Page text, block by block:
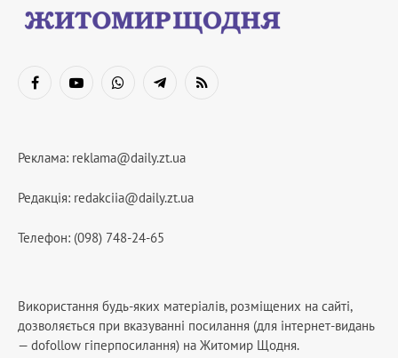
FacebookYouTubeWhatsAppTelegramRSS
Реклама: reklama@daily.zt.ua
Редакція: redakciia@daily.zt.ua
Телефон: (098) 748-24-65
Використання будь-яких матеріалів, розміщених на сайті,
дозволяється при вказуванні посилання (для інтернет-видань
— dofollow гіперпосилання) на Житомир Щодня.